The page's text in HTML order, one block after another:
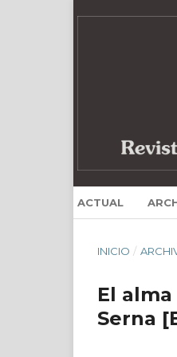
ACTUAL
INICIO /
El
Serna